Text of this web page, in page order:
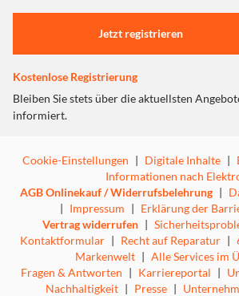
Hollywood 9 - Mein lieber Mann 10 -
Fremde bleiben 11 - Heut ist das Leben
Gerne am Leben 13 - Dein ist mein
Jetzt registrieren
Kostenlose Registrierung
Bleiben Sie stets über die aktuellsten
informiert.
Cookie-Einstellungen | Digitale Inhalte |
Informationen nach
AGB Onlinekauf / Widerrufsbelehrung |
| Impressum | Erklärung der
Vertrag widerrufen |
Kontaktformular | Recht auf Reparatur |
Markenwelt | Alle Services im
Fragen & Antworten | Karriereportal |
Nachhaltigkeit | Presse |